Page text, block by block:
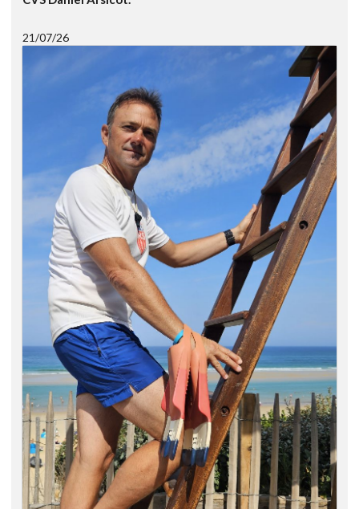
21/07/26